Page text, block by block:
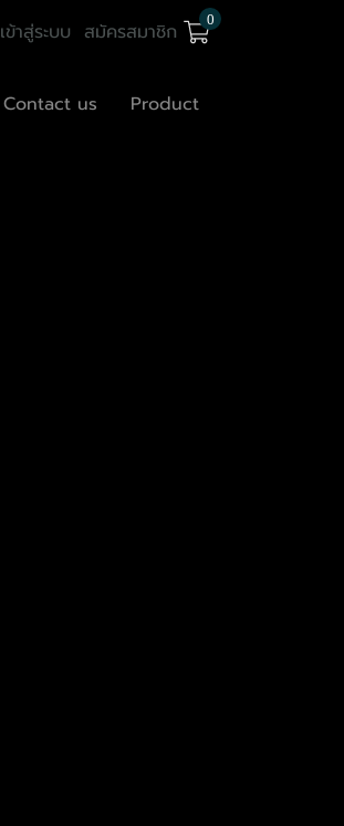
เข้าสู่ระบบ สมัครสมาชิก 0
Contact us Product